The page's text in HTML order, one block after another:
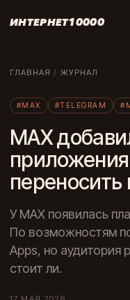
ИНТЕРНЕТ10000
ГЛАВНАЯ / ЖУРНАЛ
#MAX #TELEGRAM
MAX
переносить
У MAX появилась
По возможностям
Apps, но аудитория
стоит ли.